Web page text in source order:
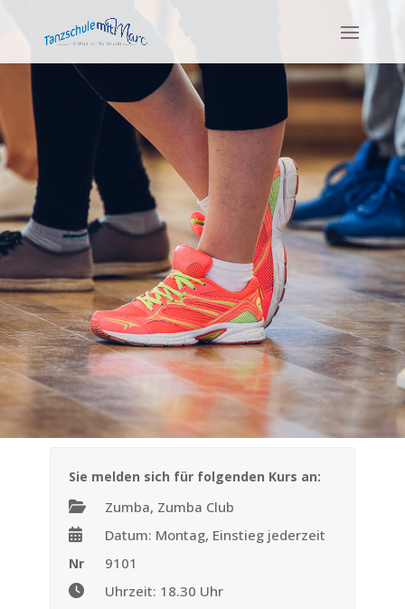
Sie melden sich für folgenden Kurs an:
Zumba, Zumba Club
Datum: Montag, Einstieg jederzeit
Nr
9101
Uhrzeit: 18.30 Uhr